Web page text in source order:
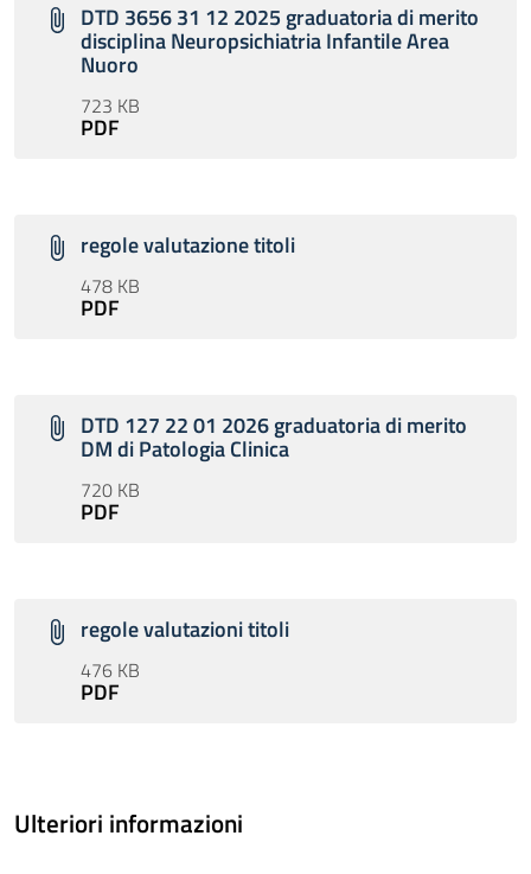
DTD 3656 31 12 2025 graduatoria di merito
disciplina Neuropsichiatria Infantile Area
Nuoro
723 KB
PDF
regole valutazione titoli
478 KB
PDF
DTD 127 22 01 2026 graduatoria di merito
DM di Patologia Clinica
720 KB
PDF
regole valutazioni titoli
476 KB
PDF
Ulteriori informazioni